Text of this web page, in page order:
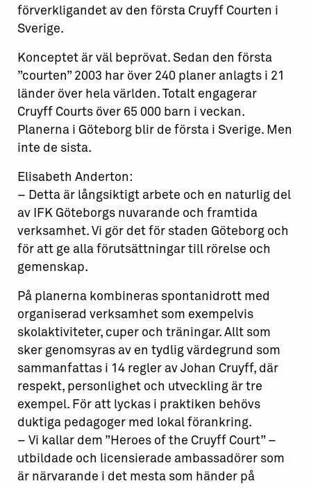
förverkligandet av den första Cruyff Courten i
Sverige.
Konceptet är väl beprövat. Sedan den första
”courten” 2003 har över 240 planer anlagts i 21
länder över hela världen. Totalt engagerar
Cruyff Courts över 65 000 barn i veckan.
Planerna i Göteborg blir de första i Sverige. Men
inte de sista.
Elisabeth Anderton:
– Detta är långsiktigt arbete och en naturlig del
av IFK Göteborgs nuvarande och framtida
verksamhet. Vi gör det för staden Göteborg och
för att ge alla förutsättningar till rörelse och
gemenskap.
På planerna kombineras spontanidrott med
organiserad verksamhet som exempelvis
skolaktiviteter, cuper och träningar. Allt som
sker genomsyras av en tydlig värdegrund som
sammanfattas i 14 regler av Johan Cruyff, där
respekt, personlighet och utveckling är tre
exempel. För att lyckas i praktiken behövs
duktiga pedagoger med lokal förankring.
– Vi kallar dem ”Heroes of the Cruyff Court” –
utbildade och licensierade ambassadörer som
är närvarande i det mesta som händer på